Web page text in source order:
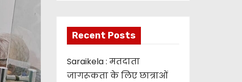
Recent Posts
Saraikela : मतदाता
जागरूकता के लिए छात्राओं